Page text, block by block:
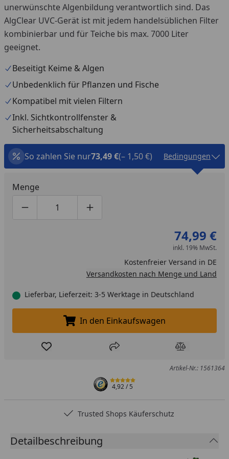
unerwünschte Algenbildung verantwortlich sind. Das
AlgClear UVC-Gerät ist mit jedem handelsüblichen Filter
kombinierbar und für Teiche bis max. 7000 Liter
geeignet.
Beseitigt Keime & Algen
Unbedenklich für Pflanzen und Fische
Kompatibel mit vielen Filtern
Inkl. Sichtkontrollfenster &
Sicherheitsabschaltung
So zahlen Sie nur73,49 €(– 1,50 €) Bedingungen
Menge
Produktmenge um eins verringern
Produktmenge manuell eingeben
Produktmenge um eins erhöhen
74,99 €
inkl. 19% MwSt.
Kostenfreier Versand in DE
Versandkosten nach Menge und Land
Lieferbar, Lieferzeit: 3-5 Werktage in Deutschland
In den Einkaufswagen legen
In den Einkaufswagen
Produkt zur Wunschliste hinzufügen
Teilen Produkt
Artikel-Nr.: 1561364
4,92/ 5
Trusted Shops Käuferschutz
Detailbeschreibung